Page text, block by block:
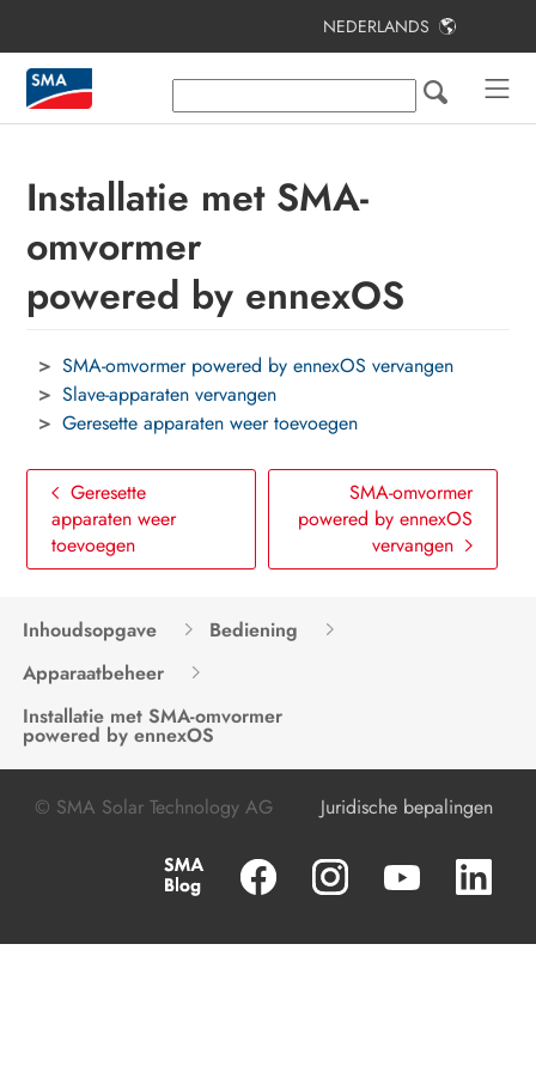
NEDERLANDS
Installatie met SMA-
omvormer
powered by ennexOS
SMA-omvormer powered by ennexOS vervangen
Slave-apparaten vervangen
Geresette apparaten weer toevoegen
Geresette
apparaten weer
toevoegen
SMA-omvormer
powered by ennexOS
vervangen
Inhoudsopgave
Bediening
Apparaatbeheer
Installatie met SMA-omvormer
powered by ennexOS
© SMA Solar Technology AG Juridische bepalingen
Inhoudsopgave
Toelichting bij dit document
Productoverzicht
Eerste stappen
Contact